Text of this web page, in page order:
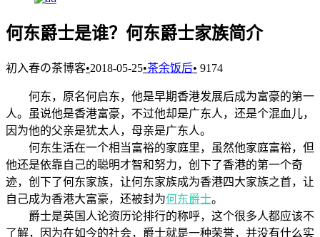
何东爵士是谁？何东爵士家族简介
初入春の茶博客•2018-05-25•茶余饭后• 9174
何东，原名何启东，他是早期香港发展后成为富豪的第一
人。虽说他是香港富豪，不过他却是广东人，还是个混血儿，
因为他的父亲是犹太人，母亲是广东人。
何东生活在一个相当富裕的家庭里，虽然他家庭富裕，但
他还是依靠自己的聪明才智和努力，创下了香港的第一个奇
迹，创下了何东家族，让何东家族成为香港四大家族之首，让
自己成为香港大富豪，还被封为何东爵士。
爵士是英国人论资历论排行的称呼，这个很多人都应该不
了解，因为在如今的社会，爵士就是一种荣誉，并没有什么实